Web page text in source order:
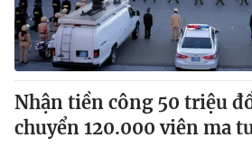
Nhận tiền công 50 triệu
chuyển 120.000 viên ma